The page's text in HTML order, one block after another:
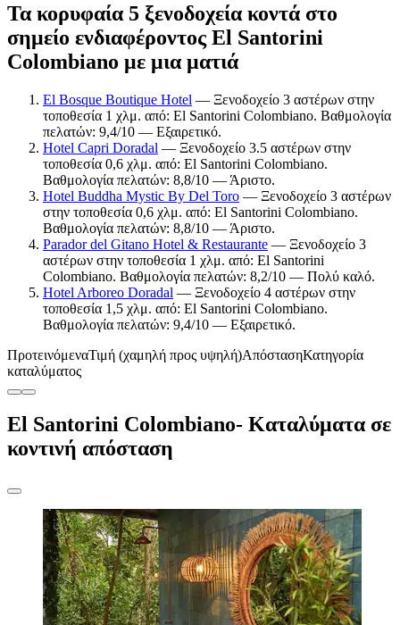
Τα κορυφαία 5 ξενοδοχεία κοντά στο
σημείο ενδιαφέροντος El Santorini
Colombiano με μια ματιά
El Bosque Boutique Hotel — Ξενοδοχείο 3 αστέρων στην
τοποθεσία 1 χλμ. από: El Santorini Colombiano. Βαθμολογία
πελατών: 9,4/10 — Εξαιρετικό.
Hotel Capri Doradal — Ξενοδοχείο 3.5 αστέρων στην
τοποθεσία 0,6 χλμ. από: El Santorini Colombiano.
Βαθμολογία πελατών: 8,8/10 — Άριστο.
Hotel Buddha Mystic By Del Toro — Ξενοδοχείο 3 αστέρων
στην τοποθεσία 0,6 χλμ. από: El Santorini Colombiano.
Βαθμολογία πελατών: 8,8/10 — Άριστο.
Parador del Gitano Hotel & Restaurante — Ξενοδοχείο 3
αστέρων στην τοποθεσία 1 χλμ. από: El Santorini
Colombiano. Βαθμολογία πελατών: 8,2/10 — Πολύ καλό.
Hotel Arboreo Doradal — Ξενοδοχείο 4 αστέρων στην
τοποθεσία 1,5 χλμ. από: El Santorini Colombiano.
Βαθμολογία πελατών: 9,4/10 — Εξαιρετικό.
ΠροτεινόμεναΤιμή (χαμηλή προς υψηλή)ΑπόστασηΚατηγορία
καταλύματος
El Santorini Colombiano- Καταλύματα σε
κοντινή απόσταση